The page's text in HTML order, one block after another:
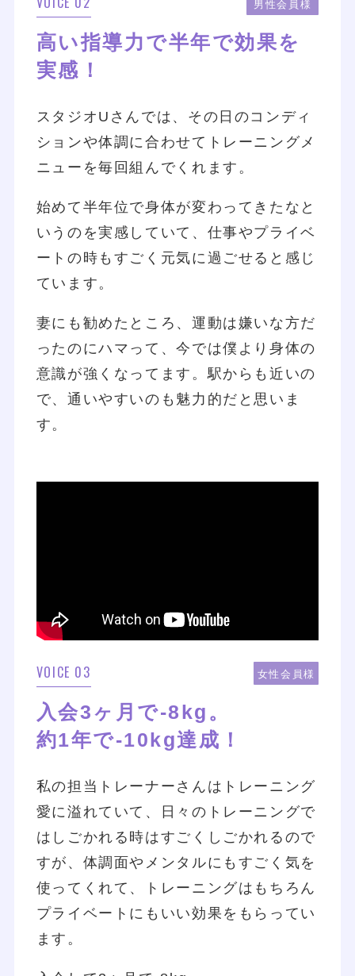
男性会員様
高い指導力で半年で効果を
実感！
スタジオUさんでは、その日のコンディ
ションや体調に合わせてトレーニングメ
ニューを毎回組んでくれます。
始めて半年位で身体が変わってきたなと
いうのを実感していて、仕事やプライベ
ートの時もすごく元気に過ごせると感じ
ています。
妻にも勧めたところ、運動は嫌いな方だ
ったのにハマって、今では僕より身体の
意識が強くなってます。駅からも近いの
で、通いやすいのも魅力的だと思いま
す。
VOICE 03 女性会員様
入会3ヶ月で-8kg。
約1年で-10kg達成！
私の担当トレーナーさんはトレーニング
愛に溢れていて、日々のトレーニングで
はしごかれる時はすごくしごかれるので
すが、体調面やメンタルにもすごく気を
使ってくれて、トレーニングはもちろん
プライベートにもいい効果をもらってい
ます。